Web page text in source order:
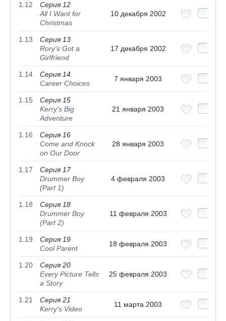
1.12
Серия 12
All I Want for
Christmas
10 декабря 2002
1.13
Серия 13
Rory's Got a
Girlfriend
17 декабря 2002
1.14
Серия 14
Career Choices
7 января 2003
1.15
Серия 15
Kerry's Big
Adventure
21 января 2003
1.16
Серия 16
Come and Knock
on Our Door
28 января 2003
1.17
Серия 17
Drummer Boy
(Part 1)
4 февраля 2003
1.18
Серия 18
Drummer Boy
(Part 2)
11 февраля 2003
1.19
Серия 19
Cool Parent
18 февраля 2003
1.20
Серия 20
Every Picture Tells
a Story
25 февраля 2003
1.21
Серия 21
Kerry's Video
11 марта 2003